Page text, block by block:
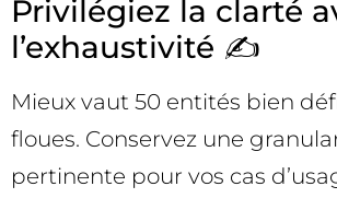
Privilégiez la clarté
l’exhaustivité ✍️
Mieux vaut 50 entités bien
floues. Conservez une
pertinente pour vos cas